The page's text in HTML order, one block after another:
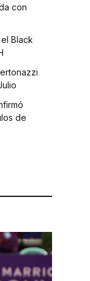
con
Black
de